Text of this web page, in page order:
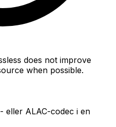
does not improve
when possible.
eller ALAC-codec i en